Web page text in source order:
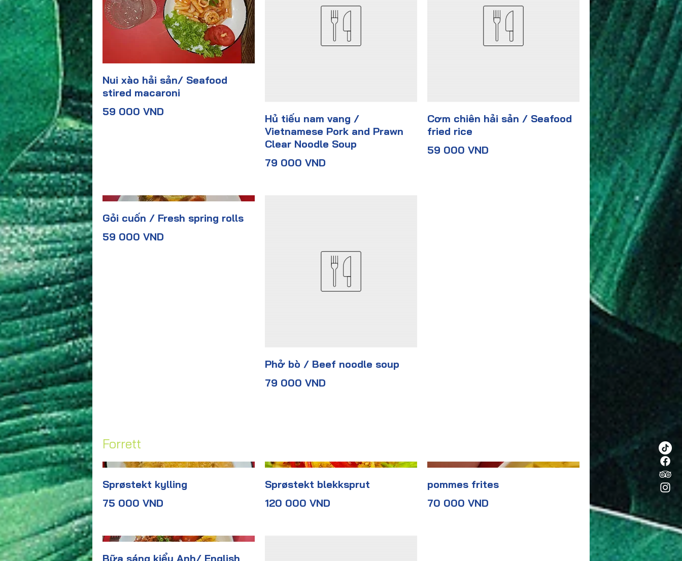
Nui xào hải sản/ Seafood
stired macaroni
59 000 VND
Hủ tiếu nam vang /
Vietnamese Pork and Prawn
Clear Noodle Soup
79 000 VND
Cơm chiên hải sản / Seafood
fried rice
59 000 VND
Gỏi cuốn / Fresh spring rolls
59 000 VND
Phở bò / Beef noodle soup
79 000 VND
Forrett
Sprøstekt kylling
75 000 VND
Sprøstekt blekksprut
120 000 VND
pommes frites
70 000 VND
Bữa sáng kiểu Anh/ English